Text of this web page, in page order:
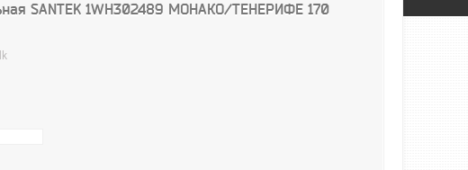
SANTEK 1WH302489 МОНАКО/ТЕНЕРИФЕ 170